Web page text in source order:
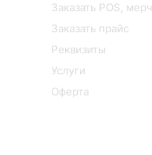
Заказать POS, мерч
Заказать прайс
Реквизиты
Услуги
Оферта